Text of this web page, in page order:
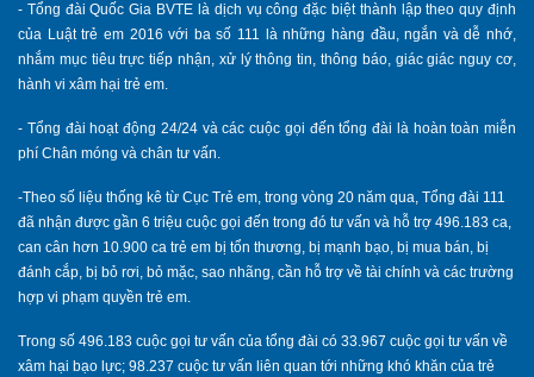
- Tổng đài Quốc Gia BVTE là dịch vụ công đặc biệt thành lập theo quy định
của Luật trẻ em 2016 với ba số 111 là những hàng đầu, ngắn và dễ nhớ,
nhắm mục tiêu trực tiếp nhận, xử lý thông tin, thông báo, giác giác nguy cơ,
hành vi xâm hại trẻ em.
- Tổng đài hoạt động 24/24 và các cuộc gọi đến tổng đài là hoàn toàn miễn
phí Chân móng và chân tư vấn.
-Theo số liệu thống kê từ Cục Trẻ em, trong vòng 20 năm qua, Tổng đài 111
đã nhận được gần 6 triệu cuộc gọi đến trong đó tư vấn và hỗ trợ 496.183 ca,
can cân hơn 10.900 ca trẻ em bị tổn thương, bị mạnh bạo, bị mua bán, bị
đánh cắp, bị bỏ rơi, bỏ mặc, sao nhãng, cần hỗ trợ về tài chính và các trường
hợp vi phạm quyền trẻ em.
Trong số 496.183 cuộc gọi tư vấn của tổng đài có 33.967 cuộc gọi tư vấn về
xâm hại bạo lực; 98.237 cuộc tư vấn liên quan tới những khó khăn của trẻ